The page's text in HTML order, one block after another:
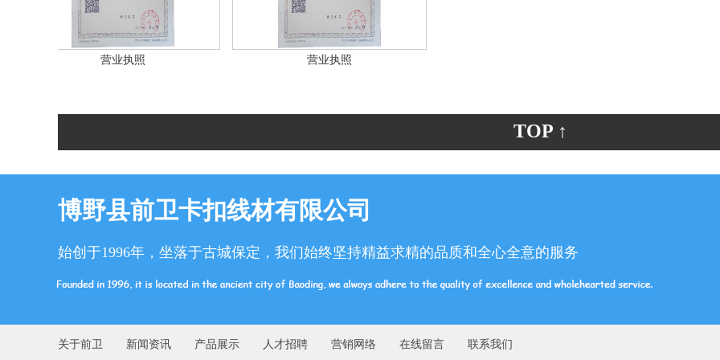
营业执照 营业执照
TOP ↑
博野县前卫卡扣线材有限公司
始创于1996年，坐落于古城保定，我们始终坚持精益求精的品质和全心全意的服务
关于前卫 新闻资讯 产品展示 人才招聘 营销网络 在线留言 联系我们